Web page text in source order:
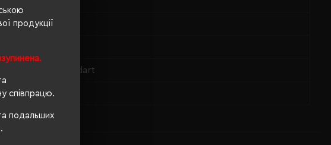
продукції
співпрацю.
подальших
Recycled Standart